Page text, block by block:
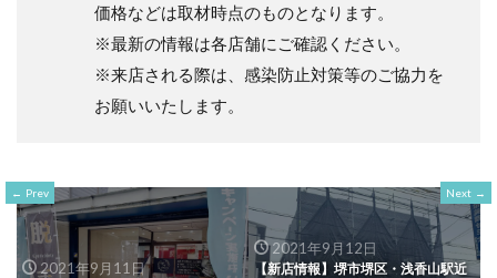
価格などは取材時点のものとなります。
※最新の情報は各店舗にご確認ください。
※来店される際は、感染防止対策等のご協力を
お願いいたします。
Prev
2021年9月11日
Next
2021年9月12日
【新店情報】堺市堺区・浅香山駅近